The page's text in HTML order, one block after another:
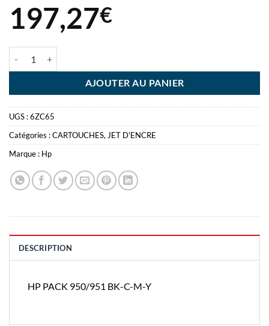
197,27€
AJOUTER AU PANIER
UGS :6ZC65
Catégories :CARTOUCHES,JET D'ENCRE
Marque : Hp
DESCRIPTION
HP PACK 950/951 BK-C-M-Y